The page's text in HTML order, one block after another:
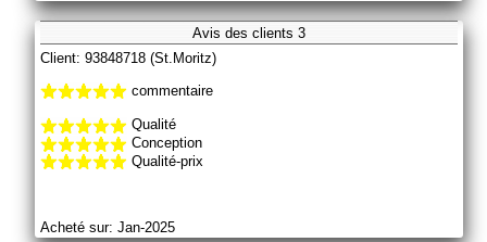
Avis des clients 3
Client: 93848718 (St.Moritz)
commentaire
Qualité
Conception
Qualité-prix
Acheté sur: Jan-2025